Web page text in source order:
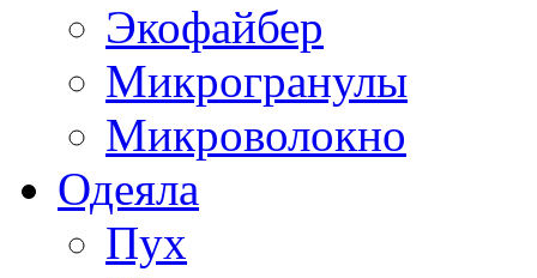
Экофайбер
Микрогранулы
Микроволокно
Одеяла
Пух